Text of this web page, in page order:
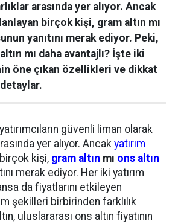
arasında yer alıyor. Ancak
birçok kişi, gram altın mı
yanıtını merak ediyor. Peki,
mı daha avantajlı? İşte iki
öne çıkan özellikleri ve dikkat
güvenli liman olarak
yer alıyor. Ancak yatırım
kişi, gram altın mı ons altın
merak ediyor. Her iki yatırım
da fiyatlarını etkileyen
şekilleri birbirinden farklılık
uluslararası ons altın fiyatının